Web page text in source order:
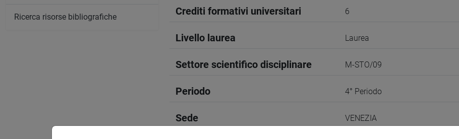
Crediti formativi universitari 6
Livello laurea Laurea
Settore scientifico disciplinare M-STO/09
Periodo 4° Periodo
Sede VENEZIA
Ricerca risorse bibliografiche